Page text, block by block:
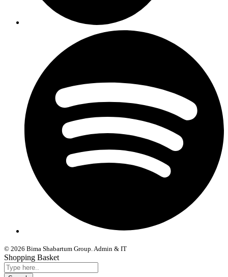
© 2026 Bima Shabartum Group. Admin & IT
Shopping Basket